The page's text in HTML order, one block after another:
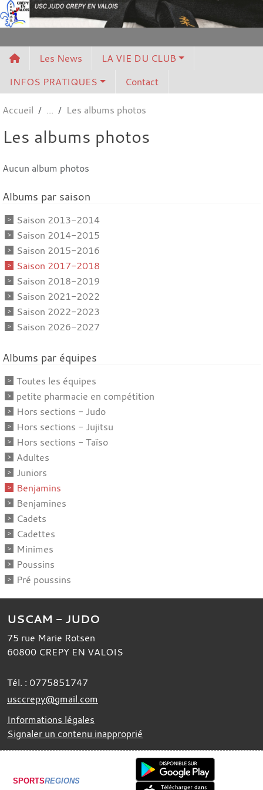
Les News
LA VIE DU CLUB
INFOS PRATIQUES
Contact
Accueil Les albums photos
Les albums photos
Aucun album photos
Albums par saison
Saison 2013-2014
Saison 2014-2015
Saison 2015-2016
Saison 2017-2018
Saison 2018-2019
Saison 2021-2022
Saison 2022-2023
Saison 2026-2027
Albums par équipes
Toutes les équipes
petite pharmacie en compétition
Hors sections - Judo
Hors sections - Jujitsu
Hors sections - Taïso
Adultes
Juniors
Benjamins
Benjamines
Cadets
Cadettes
Minimes
Poussins
Pré poussins
USCAM - JUDO
75 rue Marie Rotsen
60800 CREPY EN VALOIS
Tél. : 0775851747
usccrepy@gmail.com
Informations légales
Signaler un contenu inapproprié
SPORTSREGIONS
Panneau de gestion des cookies